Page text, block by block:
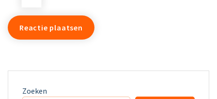
Zoeken